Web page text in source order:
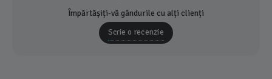
Împărtășiți-vă gândurile cu alți clienți
Scrie o recenzie